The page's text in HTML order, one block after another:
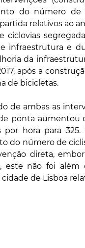
do número de
relativos ao
ciclovias
infraestrutura e
da
após a
de bicicletas.
de ambas as
ponta aumentou
por hora para
do número de
direta,
este não foi além
de Lisboa